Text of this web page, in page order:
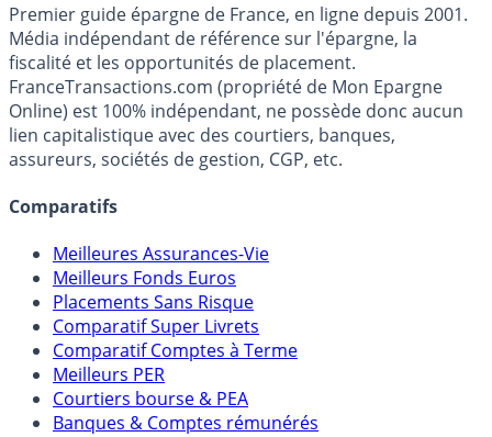
Premier guide épargne de France, en ligne depuis 2001.
Média indépendant de référence sur l'épargne, la
fiscalité et les opportunités de placement.
FranceTransactions.com (propriété de Mon Epargne
Online) est 100% indépendant, ne possède donc aucun
lien capitalistique avec des courtiers, banques,
assureurs, sociétés de gestion, CGP, etc.
Comparatifs
Meilleures Assurances-Vie
Meilleurs Fonds Euros
Placements Sans Risque
Comparatif Super Livrets
Comparatif Comptes à Terme
Meilleurs PER
Courtiers bourse & PEA
Banques & Comptes rémunérés